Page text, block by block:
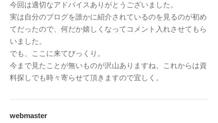
今回は適切なアドバイスありがとうございました。
実は自分のブログを誰かに紹介されているのを見るのが初め
てだったので、何だか嬉しくなってコメント入れさせてもら
いました。
でも、ここに来てびっくり。
今まで見たことが無いものが沢山ありますね、これからは資
料探しでも時々寄らせて頂きますので宜しく。
webmaster